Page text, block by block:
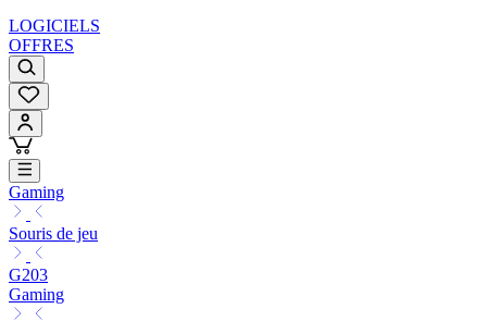
LOGICIELS
OFFRES
Gaming
Souris de jeu
G203
Gaming